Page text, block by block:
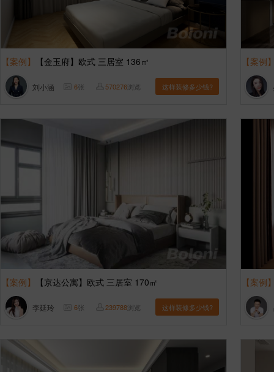
【案例】 【金玉府】欧式 三居室 136㎡
刘小涵 6张 570276浏览 这样装修多少钱?
【案例
【案例】 【京达公寓】欧式 三居室 170㎡
李延玲 6张 239788浏览 这样装修多少钱?
【案例